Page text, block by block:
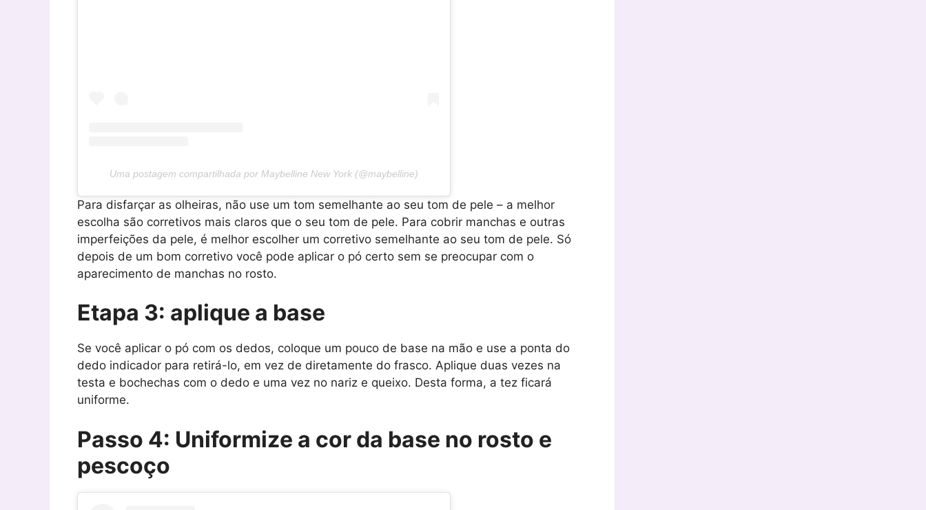
Uma postagem compartilhada por Maybelline New York (@maybelline)
Para disfarçar as olheiras, não use um tom semelhante ao seu tom de pele – a melhor
escolha são corretivos mais claros que o seu tom de pele. Para cobrir manchas e outras
imperfeições da pele, é melhor escolher um corretivo semelhante ao seu tom de pele. Só
depois de um bom corretivo você pode aplicar o pó certo sem se preocupar com o
aparecimento de manchas no rosto.
Etapa 3: aplique a base
Se você aplicar o pó com os dedos, coloque um pouco de base na mão e use a ponta do
dedo indicador para retirá-lo, em vez de diretamente do frasco. Aplique duas vezes na
testa e bochechas com o dedo e uma vez no nariz e queixo. Desta forma, a tez ficará
uniforme.
Passo 4: Uniformize a cor da base no rosto e
pescoço